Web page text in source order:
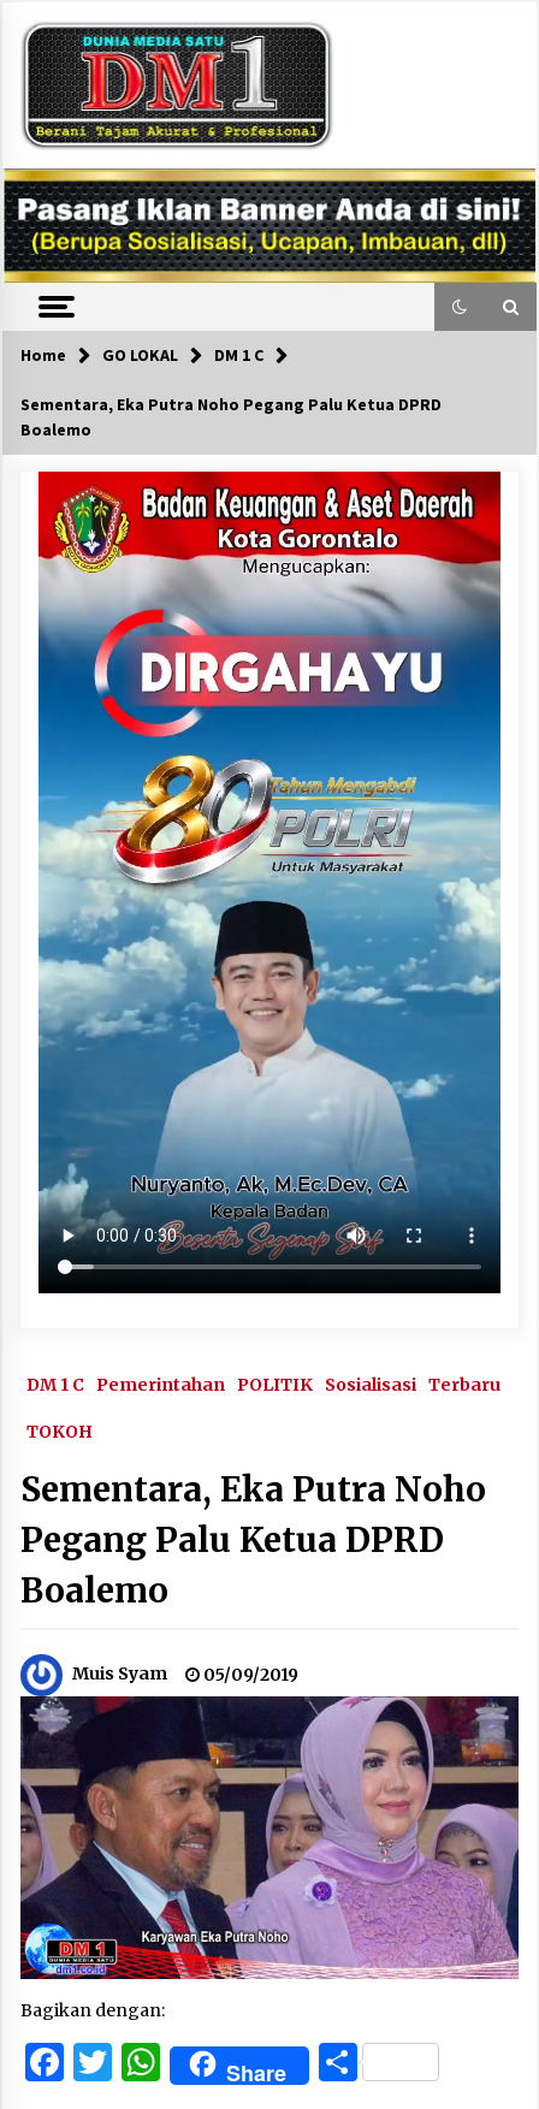
content
DM1
Home GO LOKAL DM 1 C
Sementara, Eka Putra Noho Pegang Palu Ketua DPRD
Boalemo
DM 1 C Pemerintahan POLITIK Sosialisasi Terbaru
TOKOH
Sementara, Eka Putra Noho
Pegang Palu Ketua DPRD
Boalemo
Muis Syam 05/09/2019
Bagikan dengan:
Facebook
Twitter
WhatsApp
Share Share